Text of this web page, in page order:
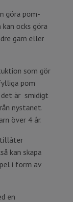
göra pom-
ocks göra
garn eller
som gör
pom
är smidigt
nystanet.
över 4 år.
tillåter
kan skapa
i form av
en